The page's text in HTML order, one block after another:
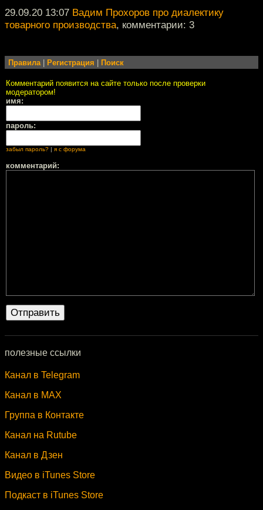
29.09.20 13:07 Вадим Прохоров про диалектику
товарного производства, комментарии: 3
Правила| Регистрация Поиск
Комментарий появится на сайте только после проверки
модератором!
имя:
пароль:
забыл пароль? я с форума
комментарий:
полезные ссылки
Канал в Telegram
Канал в MAX
Группа в Контакте
Канал на Rutube
Канал в Дзен
Видео в iTunes Store
Подкаст в iTunes Store